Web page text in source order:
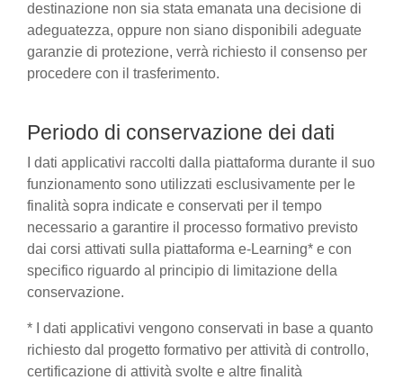
destinazione non sia stata emanata una decisione di
adeguatezza, oppure non siano disponibili adeguate
garanzie di protezione, verrà richiesto il consenso per
procedere con il trasferimento.
Periodo di conservazione dei dati
I dati applicativi raccolti dalla piattaforma durante il suo
funzionamento sono utilizzati esclusivamente per le
finalità sopra indicate e conservati per il tempo
necessario a garantire il processo formativo previsto
dai corsi attivati sulla piattaforma e-Learning* e con
specifico riguardo al principio di limitazione della
conservazione.
* I dati applicativi vengono conservati in base a quanto
richiesto dal progetto formativo per attività di controllo,
certificazione di attività svolte e altre finalità